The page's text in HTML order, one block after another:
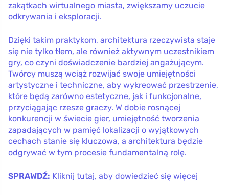
zakątkach wirtualnego miasta, zwiększamy uczucie
odkrywania i eksploracji.
Dzięki takim praktykom, architektura rzeczywista staje
się nie tylko tłem, ale również aktywnym uczestnikiem
gry, co czyni doświadczenie bardziej angażującym.
Twórcy muszą wciąż rozwijać swoje umiejętności
artystyczne i techniczne, aby wykreować przestrzenie,
które będą zarówno estetyczne, jak i funkcjonalne,
przyciągając rzesze graczy. W dobie rosnącej
konkurencji w świecie gier, umiejętność tworzenia
zapadających w pamięć lokalizacji o wyjątkowych
cechach stanie się kluczowa, a architektura będzie
odgrywać w tym procesie fundamentalną rolę.
SPRAWDŹ: Kliknij tutaj, aby dowiedzieć się więcej